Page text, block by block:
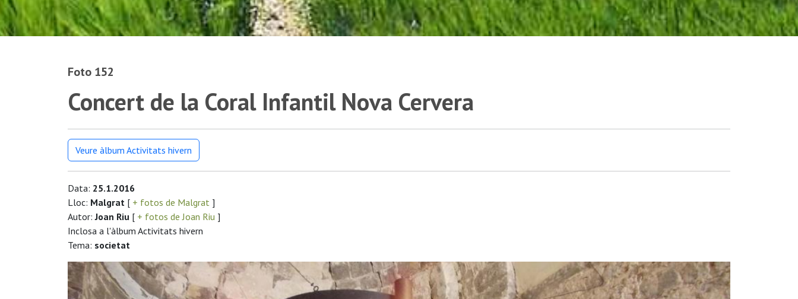
Foto 152
Concert de la Coral Infantil Nova Cervera
Veure àlbum Activitats hivern
Data: 25.1.2016
Lloc: Malgrat [ + fotos de Malgrat ]
Autor:Joan Riu [ + fotos de Joan Riu ]
Inclosa a l'àlbum Activitats hivern
Tema: societat